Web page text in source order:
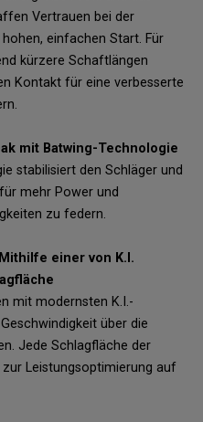
Vertrauen bei der
einfachen Start. Für
kürzere Schaftlängen
Kontakt für eine verbesserte
mit Batwing-Technologie
stabilisiert den Schläger und
mehr Power und
zu federn.
einer von K.I.
mit modernsten K.I.-
über die
Jede Schlagfläche der
Leistungsoptimierung auf